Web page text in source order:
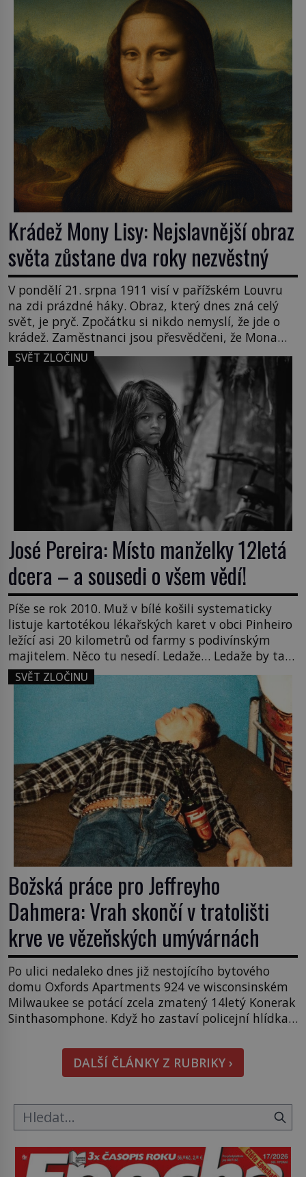
který neváhá odstranit z cesty všechny práskače,
zatímco […]
Krádež Mony Lisy: Nejslavnější obraz
světa zůstane dva roky nezvěstný
V pondělí 21. srpna 1911 visí v pařížském Louvru
na zdi prázdné háky. Obraz, který dnes zná celý
svět, je pryč. Zpočátku si nikdo nemyslí, že jde o
krádež. Zaměstnanci jsou přesvědčeni, že Mona
Lisa je jen v restaurátorské dílně nebo u fotografa.
Když se ukáže pravda, propukne jeden z největších
honů na zloděje v […]
SVĚT ZLOČINU
José Pereira: Místo manželky 12letá
dcera – a sousedi o všem vědí!
Píše se rok 2010. Muž v bílé košili systematicky
listuje kartotékou lékařských karet v obci Pinheiro
ležící asi 20 kilometrů od farmy s podivínským
majitelem. Něco tu nesedí. Ledaže… Ledaže by ta
mladá dívka z farmy byla ne manželkou, ale
dcerou – a všechny ty děti byly zplozené v incestu.
Na sociálním odboru jednoho z […]
SVĚT ZLOČINU
Božská práce pro Jeffreyho
Dahmera: Vrah skončí v tratolišti
krve ve vězeňských umývárnách
Po ulici nedaleko dnes již nestojícího bytového
domu Oxfords Apartments 924 ve wisconsinském
Milwaukee se potácí zcela zmatený 14letý Konerak
Sinthasomphone. Když ho zastaví policejní hlídka,
Strážníci ho dopraví zpět do udaného bytu. Oním
„kamarádem“ je ovšem jeden z nejslavnějších
vrahů, Jeffrey Dahmer (1960–1994). Je 27. května
DALŠÍ ČLÁNKY Z RUBRIKY ›